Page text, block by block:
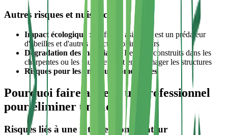
Autres risques et nuisances
Impact écologique
: Le frelon asiatique est un prédateur
d'abeilles et d'autres insectes pollinisateurs
Dégradation des matériaux
: Les nids construits dans les
charpentes ou les murs peuvent endommager les structures
Risques pour les animaux domestiques
Pourquoi faire appel à un professionnel
pour éliminer un nid ?
Risques liés à une intervention amateur